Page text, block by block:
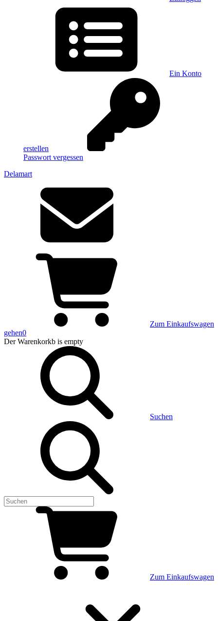
Ein Konto
erstellen
Passwort vergessen
Delamart
Zum Einkaufswagen
gehen0
Der Warenkorkb is empty
Suchen
Zum Einkaufswagen